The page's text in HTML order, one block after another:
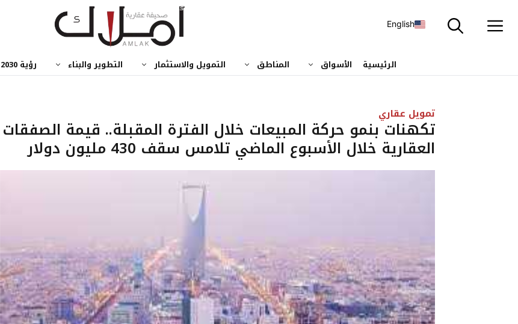
إلى
English
الرئيسية الأسواق المناطق التمويل والاستثمار التطوير والبناء رؤية 2030
تمويل عقاري
تكهنات بنمو حركة المبيعات خلال الفترة المقبلة.. قيمة الصفقات
العقارية خلال الأسبوع الماضي تلامس سقف 430 مليون دولار